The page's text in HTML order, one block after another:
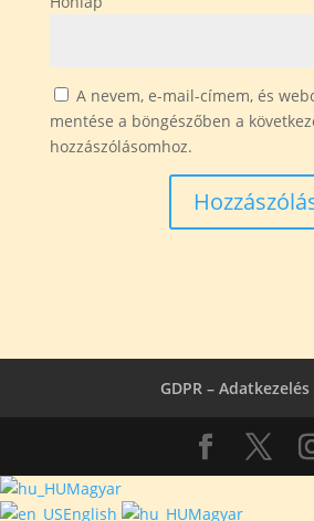
A nevem, e-mail-címem, és
mentése a böngészőben a
hozzászólásomhoz.
GDPR – Adatkezelés
Magyar
English
Magyar